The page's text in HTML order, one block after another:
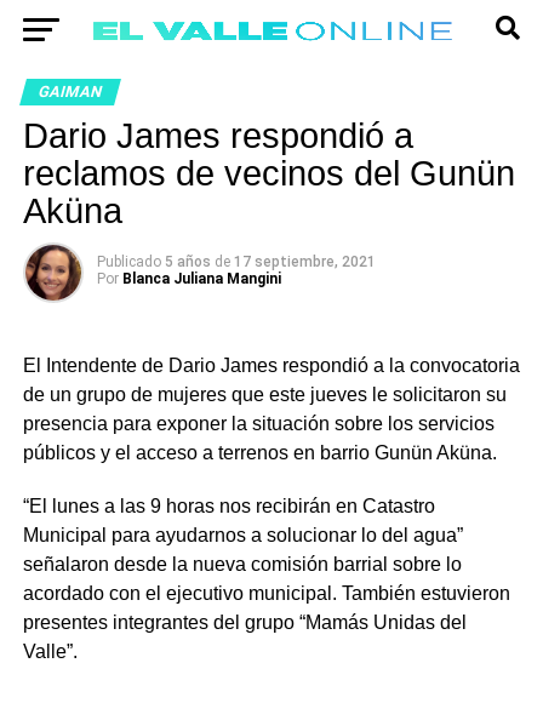
GAIMAN
Dario James respondió a
reclamos de vecinos del Gunün
Aküna
Publicado 5 años de 17 septiembre, 2021
Por Blanca Juliana Mangini
El Intendente de Dario James respondió a la convocatoria
de un grupo de mujeres que este jueves le solicitaron su
presencia para exponer la situación sobre los servicios
públicos y el acceso a terrenos en barrio Gunün Aküna.
“El lunes a las 9 horas nos recibirán en Catastro
Municipal para ayudarnos a solucionar lo del agua”
señalaron desde la nueva comisión barrial sobre lo
acordado con el ejecutivo municipal. También estuvieron
presentes integrantes del grupo “Mamás Unidas del
Valle”.